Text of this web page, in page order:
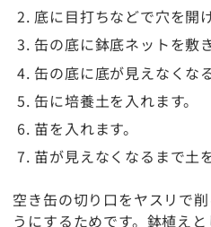
底に目打ちなどで穴を開
缶の底に鉢底ネットを敷
缶の底に底が見えなくな
缶に培養土を入れます。
苗を入れます。
苗が見えなくなるまで土
空き缶の切り口をヤスリで
うにするためです。鉢植え